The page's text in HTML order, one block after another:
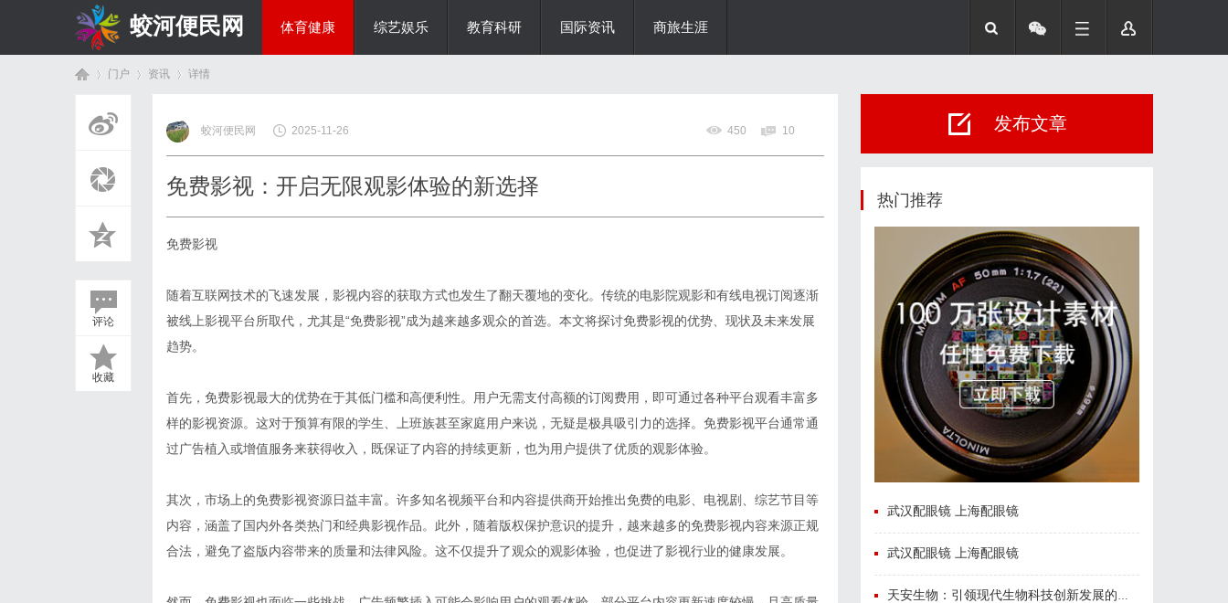
蛟河便民网 体育健康 综艺娱乐 教育科研 国际资讯 商旅生涯
门户 资讯
›
详情
评论
收藏
蛟河便民网 2025-11-26 450 10
免费影视：开启无限观影体验的新选择
免费影视
随着互联网技术的飞速发展，影视内容的获取方式也发生了翻天覆地的变化。传统的电影院观影和有线电视订阅逐渐
被线上影视平台所取代，尤其是“免费影视”成为越来越多观众的首选。本文将探讨免费影视的优势、现状及未来发展
趋势。
首先，免费影视最大的优势在于其低门槛和高便利性。用户无需支付高额的订阅费用，即可通过各种平台观看丰富多
样的影视资源。这对于预算有限的学生、上班族甚至家庭用户来说，无疑是极具吸引力的选择。免费影视平台通常通
过广告植入或增值服务来获得收入，既保证了内容的持续更新，也为用户提供了优质的观影体验。
其次，市场上的免费影视资源日益丰富。许多知名视频平台和内容提供商开始推出免费的电影、电视剧、综艺节目等
内容，涵盖了国内外各类热门和经典影视作品。此外，随着版权保护意识的提升，越来越多的免费影视内容来源正规
合法，避免了盗版内容带来的质量和法律风险。这不仅提升了观众的观影体验，也促进了影视行业的健康发展。
发布文章
热门推荐
武汉配眼镜 上海配眼镜
武汉配眼镜 上海配眼镜
天安生物：引领现代生物科技创新发展的先锋企业